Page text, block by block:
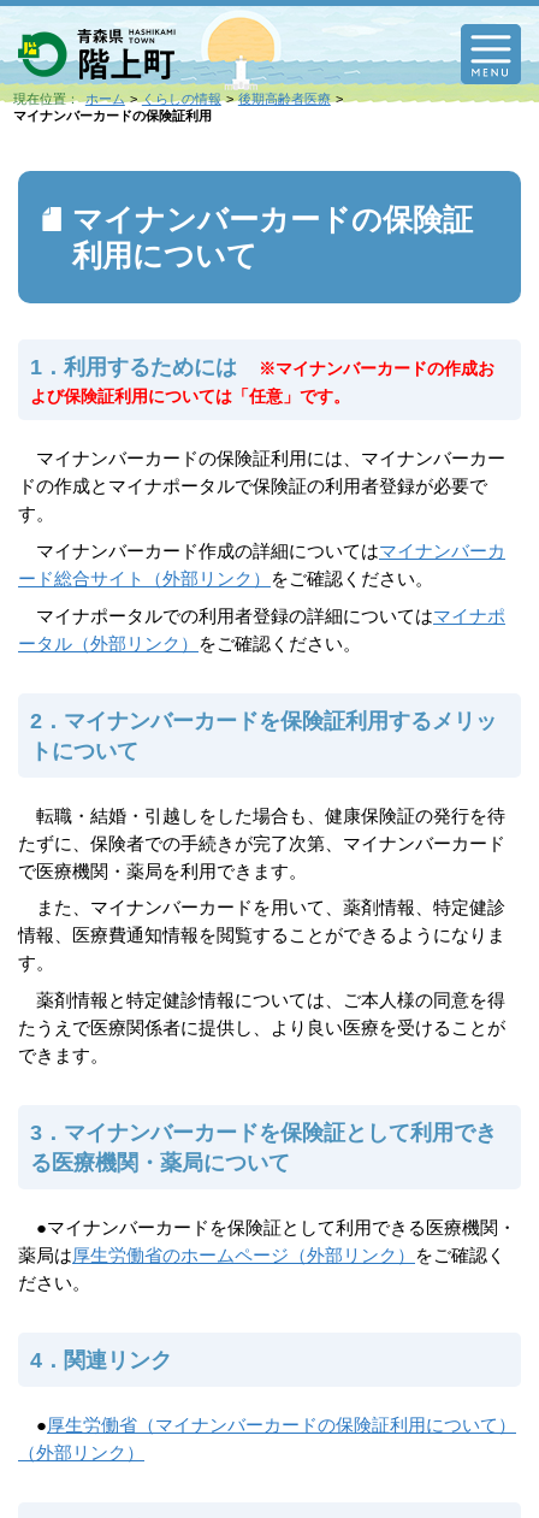
現在位置： ホーム くらしの情報
後期高齢者医療
マイナンバーカードの保険証利用
マイナンバーカードの保険証
利用について
1．利用するためには
※マイナンバーカードの作成お
よび保険証利用については「任意」です。
マイナンバーカードの保険証利用には、マイナンバーカー
ドの作成とマイナポータルで保険証の利用者登録が必要で
す。
マイナンバーカード作成の詳細についてはマイナンバーカ
ード総合サイト（外部リンク）
をご確認ください。
マイナポータルでの利用者登録の詳細についてはマイナポ
ータル（外部リンク）
をご確認ください。
2．マイナンバーカードを保険証利用するメリッ
トについて
転職・結婚・引越しをした場合も、健康保険証の発行を待
たずに、保険者での手続きが完了次第、マイナンバーカード
で医療機関・薬局を利用できます。
また、マイナンバーカードを用いて、薬剤情報、特定健診
情報、医療費通知情報を閲覧することができるようになりま
す。
薬剤情報と特定健診情報については、ご本人様の同意を得
たうえで医療関係者に提供し、より良い医療を受けることが
できます。
3．マイナンバーカードを保険証として利用でき
る医療機関・薬局について
●マイナンバーカードを保険証として利用できる医療機関・
薬局は厚生労働省のホームページ （外部リンク）
をご確認く
ださい。
4．関連リンク
●厚生労働省（マイナンバーカードの保険証利用について）
（外部リンク）